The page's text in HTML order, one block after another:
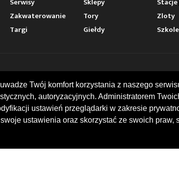
Twój komfort korzystania z naszego
autoryzacyjnych. Administratorem
ustawień przeglądarki w zakresie
ustawienia oraz skorzystać ze swoich
Zakwaterowanie Tory Zloty
Targi Giełdy
KONTAKT
ul. Chopina 16, I piętro
47-400 Racibórz
+48 519 739 378